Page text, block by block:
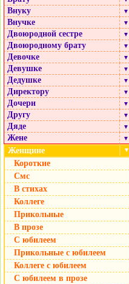
Внуку ▼
Внучке ▼
Двоюродной сестре ▼
Двоюродному брату ▼
Девочке ▼
Девушке ▼
Дедушке ▼
Директору ▼
Дочери ▼
Другу ▼
Дяде ▼
Жене ▼
Женщине ▼
Короткие
Смс
В стихах
Коллеге
Прикольные
В прозе
С юбилеем
Прикольные с юбилеем
Коллеге с юбилеем
С юбилеем в прозе